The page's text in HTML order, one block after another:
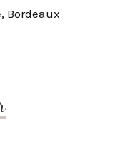
Bordeaux